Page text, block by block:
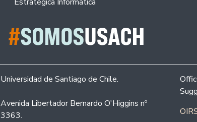
Estratégica Informática
Universidad de Santiago de Chile.
Avenida Libertador Bernardo O'Higgins nº
3363.